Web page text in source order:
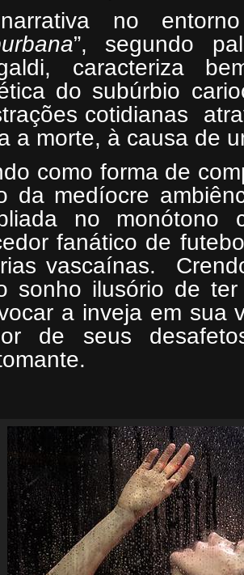
no
”, segundo
caracteriza
do subúrbio
cotidianas
a morte, à causa de
como forma de
da medíocre
no monótono
fanático de
vascaínas.
sonho ilusório de
a inveja em sua
de seus